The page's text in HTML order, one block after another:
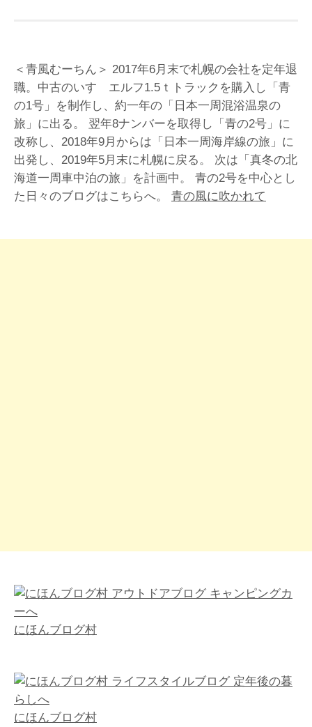
＜青風むーちん＞ 2017年6月末で札幌の会社を定年退
職。中古のいすゞエルフ1.5ｔトラックを購入し「青
の1号」を制作し、約一年の「日本一周混浴温泉の
旅」に出る。 翌年8ナンバーを取得し「青の2号」に
改称し、2018年9月からは「日本一周海岸線の旅」に
出発し、2019年5月末に札幌に戻る。 次は「真冬の北
海道一周車中泊の旅」を計画中。 青の2号を中心とし
た日々のブログはこちらへ。 青の風に吹かれて
にほんブログ村
にほんブログ村